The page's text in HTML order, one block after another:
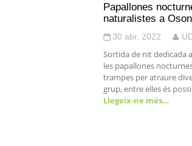
Papallones
naturalistes a
30 abr. 2022
Sortida de nit dedicada
les papallones
trampes per atraure
grup, entre elles és
Llegeix-ne més…